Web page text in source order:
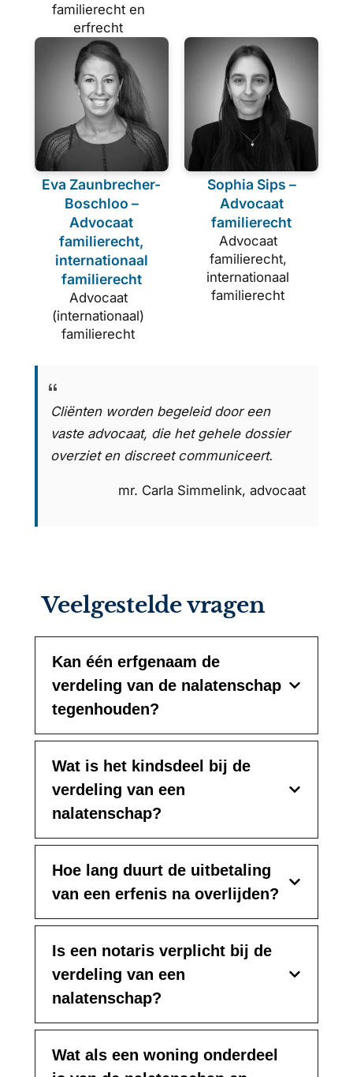
familierecht en
erfrecht
Eva Zaunbrecher-
Boschloo –
Advocaat
familierecht,
internationaal
familierecht
Advocaat
(internationaal)
familierecht
Sophia Sips –
Advocaat
familierecht
Advocaat
familierecht,
internationaal
familierecht
Cliënten worden begeleid door een
vaste advocaat, die het gehele dossier
overziet en discreet communiceert.
mr. Carla Simmelink, advocaat
Veelgestelde vragen
Kan één erfgenaam de
verdeling van de nalatenschap
tegenhouden?
Wat is het kindsdeel bij de
verdeling van een
nalatenschap?
Hoe lang duurt de uitbetaling
van een erfenis na overlijden?
Is een notaris verplicht bij de
verdeling van een
nalatenschap?
Wat als een woning onderdeel